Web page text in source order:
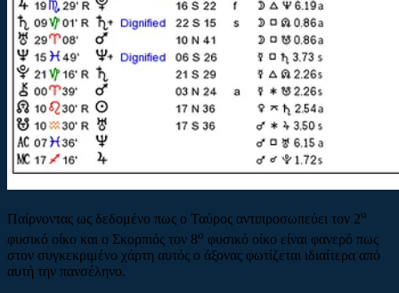
Παίρνοντας ως δεδομένο πως ο Ταύρος αντιπροσωπεύει τον 2ο
φυσικό οίκο και ο Σκορπιός τον 8ο φυσικό οίκο είναι φανερό πως
στον συγκεκριμένο χάρτη αυτός ο άξονας φωτίζεται ιδιαίτερα από
αυτή την πανσέληνο.